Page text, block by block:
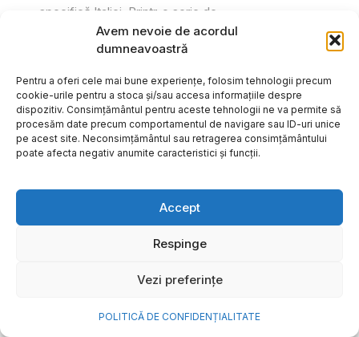
Avem nevoie de acordul
dumneavoastră
Pentru a oferi cele mai bune experiențe, folosim tehnologii precum
cookie-urile pentru a stoca și/sau accesa informațiile despre
dispozitiv. Consimțământul pentru aceste tehnologii ne va permite să
procesăm date precum comportamentul de navigare sau ID-uri unice
pe acest site. Neconsimțământul sau retragerea consimțământului
poate afecta negativ anumite caracteristici și funcții.
Accept
Respinge
Vezi preferințe
POLITICĂ DE CONFIDENȚIALITATE
specifică Italiei. Printr-o serie de...
Gabriel Barliga
frumoase amintiri ale verii într-